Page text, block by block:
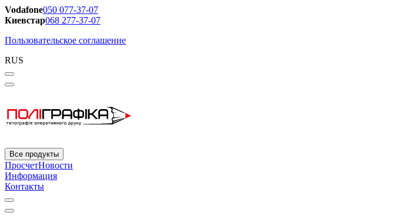
Vodafone050 077-37-07
Киевстар068 277-37-07
Пользовательское соглашение
RUS
Все продукты
ПросчетНовости
Информация
Контакты